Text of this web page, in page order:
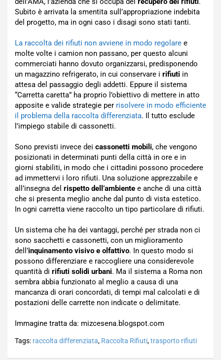
Subito è arrivata la smentita sull’appropriazione indebita
del progetto, ma in ogni caso i disagi sono stati tanti.
La raccolta dei rifiuti non avviene in modo regolare e
molte volte i camion non passano, per questo alcuni
commerciati hanno dovuto organizzarsi, predisponendo
un magazzino refrigerato, in cui conservare i rifiuti in
attesa del passaggio degli addetti. Eppure il sistema
“Carretta caretta” ha proprio l’obiettivo di mettere in atto
apposite e valide strategie per risolvere in modo efficiente
il problema della raccolta differenziata. Il tutto esclude
l’impiego stabile di cassonetti.
Sono previsti invece dei cassonetti mobili, che vengono
posizionati in determinati punti della città in ore e in
giorni stabiliti, in modo che i cittadini possono procedere
ad immettervi i loro rifiuti. Una soluzione apprezzabile e
all’insegna del rispetto dell’ambiente e anche di una città
che si presenta meglio anche dal punto di vista estetico.
In ogni carretta viene raccolto un tipo particolare di rifiuti.
Un sistema che ha dei vantaggi, perché per strada non ci
sono sacchetti e cassonetti, con un miglioramento
dell’inquinamento visivo e olfattivo. In questo modo si
possono differenziare e raccogliere una considerevole
quantità di rifiuti solidi urbani. Ma il sistema a Roma non
sembra abbia funzionato al meglio a causa di una
mancanza di orari concordati, di tempi mal calcolati e di
postazioni delle carrette non indicate o delimitate.
Immagine tratta da: mizcesena.blogspot.com
Tags: raccolta differenziata, Raccolta Rifiuti,trasporto rifiuti